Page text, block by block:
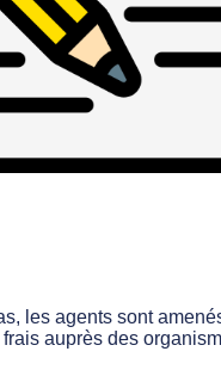
les agents sont
auprès des